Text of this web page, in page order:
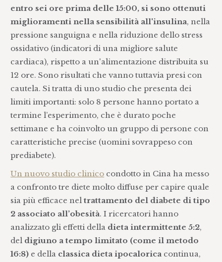
entro sei ore prima delle 15:00, si sono ottenuti
miglioramenti nella sensibilità all'insulina, nella
pressione sanguigna e nella riduzione dello stress
ossidativo (indicatori di una migliore salute
cardiaca), rispetto a un'alimentazione distribuita su
12 ore. Sono risultati che vanno tuttavia presi con
cautela. Si tratta di uno studio che presenta dei
limiti importanti: solo 8 persone hanno portato a
termine l’esperimento, che è durato poche
settimane e ha coinvolto un gruppo di persone con
caratteristiche precise (uomini sovrappeso con
prediabete).
Un nuovo studio clinico condotto in Cina ha messo
a confronto tre diete molto diffuse per capire quale
sia più efficace nel trattamento del diabete di tipo
2 associato all’obesità. I ricercatori hanno
analizzato gli effetti della dieta intermittente 5:2,
del digiuno a tempo limitato (come il metodo
16:8) e della classica dieta ipocalorica continua,